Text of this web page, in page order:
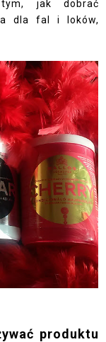
jak dobrać
dla fal i loków,
produktu